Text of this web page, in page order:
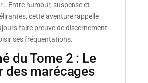
Entre humour, suspense et
cette aventure rappelle
faire preuve de discernement
ses fréquentations.
du Tome 2 : Le
des marécages